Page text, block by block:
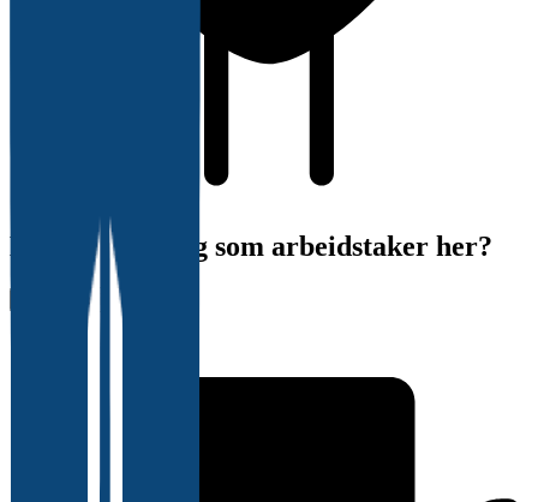
Har du erfaring som arbeidstaker her?
Vurder arbeidsplass